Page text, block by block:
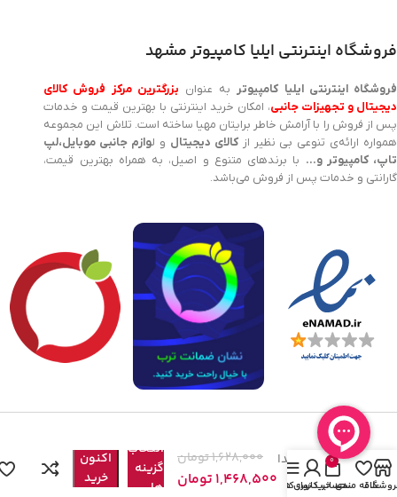
فروشگاه اینترنتی ایلیا کامپیوتر مشهد
فروشگاه اینترنتی ایلیا کامپیوتر به عنوان بزرگترین مرکز فروش کالای
دیجیتال و تجهیزات جانبی، امکان خرید اینترنتی با بهترین قیمت و خدمات
پس از فروش را با آرامش خاطر برایتان مهیا ساخته است. تلاش این مجموعه
همواره ارائه‌ی تنوعی بی نظیر ازکالای دیجیتال و لوازم جانبی موبایل،لپ
تاپ، کامپیوتر و… با برندهای متنوع و اصیل، به همراه بهترین قیمت،
گارانتی و خدمات پس از فروش می‌باشد.
ماوس بی
سیم
میتسوشیدا
مدل
1,628,000تومان
1,468,500 تومان
انتخاب
گزینه
ها
اکنون
خرید
علاقه مندی
0
سبد خرید
حساب کاربری من
نوار کناری